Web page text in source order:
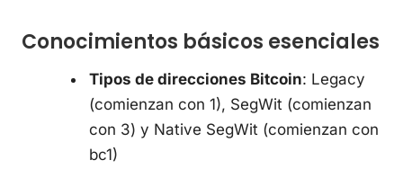
Conocimientos básicos esenciales
Tipos de direcciones Bitcoin: Legacy
(comienzan con 1), SegWit (comienzan
con 3) y Native SegWit (comienzan con
bc1)